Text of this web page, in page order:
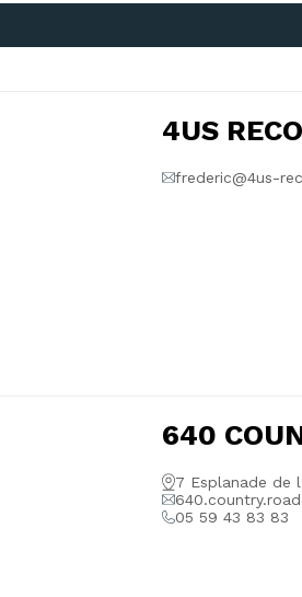
4US
frederic@4us-
640
7 Esplanade de
05 59 43 83 83